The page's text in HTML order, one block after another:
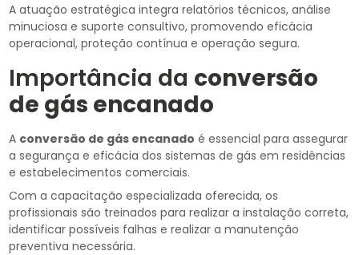
A atuação estratégica integra relatórios técnicos, análise
minuciosa e suporte consultivo, promovendo eficácia
operacional, proteção contínua e operação segura.
Importância da conversão
de gás encanado
A conversão de gás encanado é essencial para assegurar
a segurança e eficácia dos sistemas de gás em residências
e estabelecimentos comerciais.
Com a capacitação especializada oferecida, os
profissionais são treinados para realizar a instalação correta,
identificar possíveis falhas e realizar a manutenção
preventiva necessária.